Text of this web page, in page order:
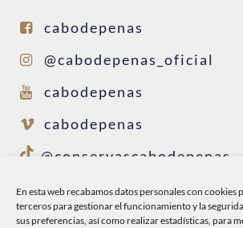
En esta web recabamos datos personales con cookies
terceros para gestionar el funcionamiento y la
sus preferencias, así como realizar estadísticas, para
cabodepenas
@cabodepenas_oficial
cabodepenas
cabodepenas
@conservascabodepenas
INICIO